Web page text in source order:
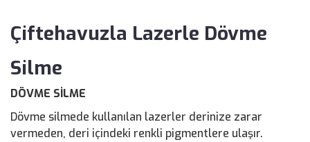
Çiftehavuzla Lazerle Dövme
Silme
DÖVME SİLME
Dövme silmede kullanılan lazerler derinize zarar
vermeden, deri içindeki renkli pigmentlere ulaşır.